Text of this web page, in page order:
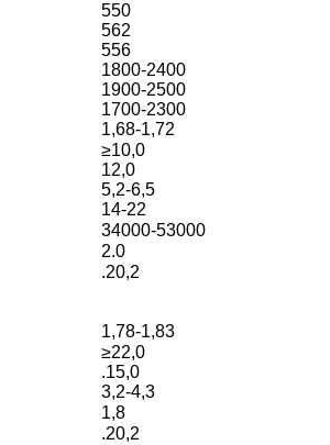
550
562
556
1800-2400
1900-2500
1700-2300
1,68-1,72
≥10,0
12,0
5,2-6,5
14-22
34000-53000
2.0
.20,2
1,78-1,83
≥22,0
.15,0
3,2-4,3
1,8
.20,2